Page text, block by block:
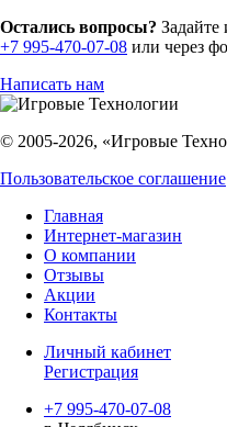
Остались вопросы? Задайте
+7 995-470-07-08 или через
Написать нам
© 2005-2026, «Игровые
Пользовательское соглашение
Главная
Интернет-магазин
О компании
Отзывы
Акции
Контакты
Личный кабинет
Регистрация
+7 995-470-07-08